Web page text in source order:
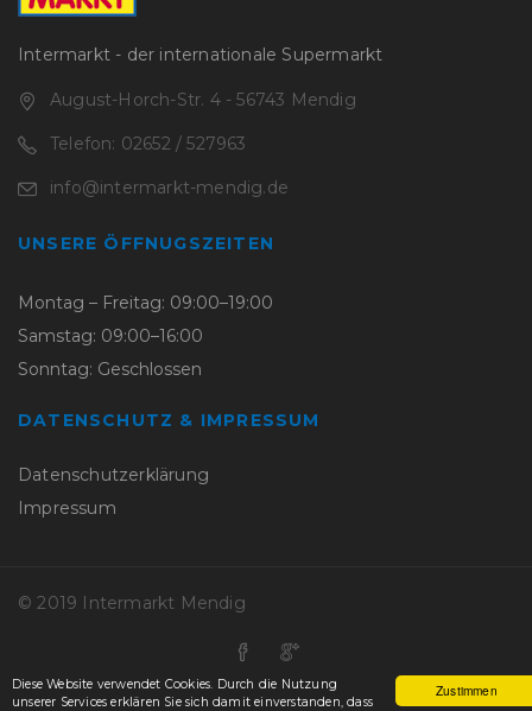
Zustimmen
Diese Website verwendet Cookies. Durch die Nutzung
unserer Services erklären Sie sich damit einverstanden, dass
Intermarkt - der internationale Supermarkt
August-Horch-Str. 4 - 56743 Mendig
Telefon: 02652 / 527963
info@intermarkt-mendig.de
UNSERE ÖFFNUGSZEITEN
Montag – Freitag: 09:00–19:00
Samstag: 09:00–16:00
Sonntag: Geschlossen
DATENSCHUTZ & IMPRESSUM
Datenschutzerklärung
Impressum
© 2019 Intermarkt Mendig